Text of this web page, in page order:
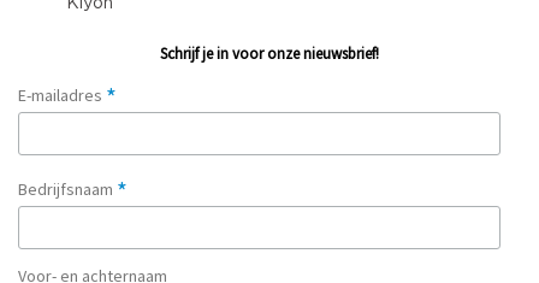
Schrijf je in voor onze nieuwsbrief!
E-mailadres *
Bedrijfsnaam *
Voor- en achternaam